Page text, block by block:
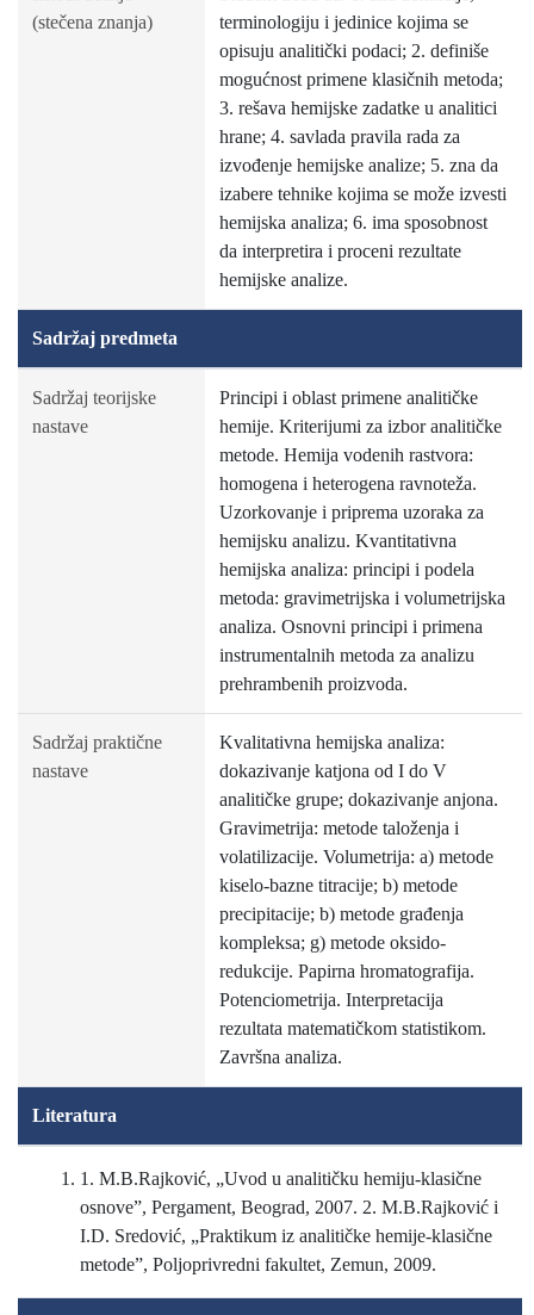
(stečena znanja)
terminologiju i jedinice kojima se
opisuju analitički podaci; 2. definiše
mogućnost primene klasičnih metoda;
3. rešava hemijske zadatke u analitici
hrane; 4. savlada pravila rada za
izvođenje hemijske analize; 5. zna da
izabere tehnike kojima se može izvesti
hemijska analiza; 6. ima sposobnost
da interpretira i proceni rezultate
hemijske analize.
Sadržaj predmeta
Sadržaj teorijske
nastave
Principi i oblast primene analitičke
hemije. Kriterijumi za izbor analitičke
metode. Hemija vodenih rastvora:
homogena i heterogena ravnoteža.
Uzorkovanje i priprema uzoraka za
hemijsku analizu. Kvantitativna
hemijska analiza: principi i podela
metoda: gravimetrijska i volumetrijska
analiza. Osnovni principi i primena
instrumentalnih metoda za analizu
prehrambenih proizvoda.
Sadržaj praktične
nastave
Kvalitativna hemijska analiza:
dokazivanje katjona od I do V
analitičke grupe; dokazivanje anjona.
Gravimetrija: metode taloženja i
volatilizacije. Volumetrija: a) metode
kiselo-bazne titracije; b) metode
precipitacije; b) metode građenja
kompleksa; g) metode oksido-
redukcije. Papirna hromatografija.
Potenciometrija. Interpretacija
rezultata matematičkom statistikom.
Završna analiza.
Literatura
1. M.B.Rajković, „Uvod u analitičku hemiju-klasične
osnove”, Pergament, Beograd, 2007. 2. M.B.Rajković i
I.D. Sredović, „Praktikum iz analitičke hemije-klasične
metode”, Poljoprivredni fakultet, Zemun, 2009.